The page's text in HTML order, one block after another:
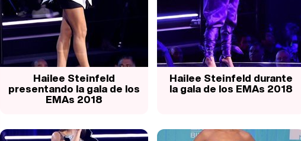
Hailee Steinfeld
presentando la gala de los
EMAs 2018
Hailee Steinfeld durante
la gala de los EMAs 2018